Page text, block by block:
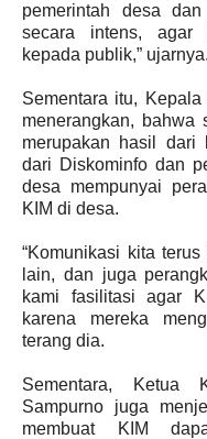
pemerintah desa
secara intens, agar
kepada publik,” ujarnya.
Sementara itu,
menerangkan, bahwa
merupakan hasil dari
dari Diskominfo dan
desa mempunyai
KIM di desa.
“Komunikasi kita
lain, dan juga
kami fasilitasi agar
karena mereka
terang dia.
Sementara, Ketua
Sampurno juga
membuat KIM